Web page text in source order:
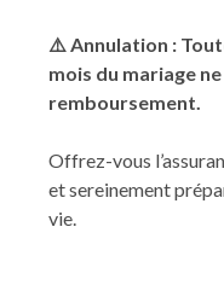
⚠️ Annulation :
mois du mariage
remboursement.
Offrez-vous
et sereinement
vie.